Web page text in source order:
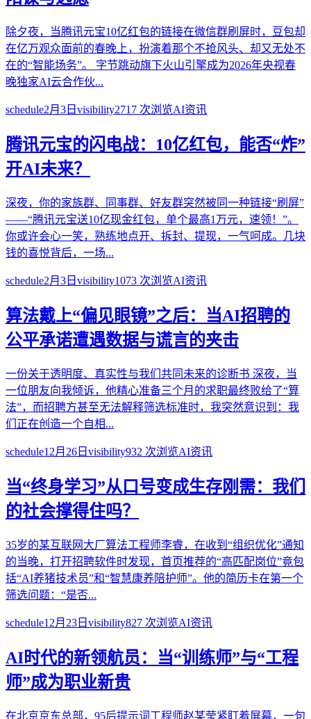
除夕夜，当腾讯元宝10亿红包的链接在微信群刷屏时，豆包却
在亿万观众面前的春晚上，扮演着那个不抢风头、却又无处不
在的“智能场务”。 字节跳动旗下火山引擎成为2026年央视春
晚独家AI云合作伙...
schedule2月3日 visibility2717 次浏览AI资讯
腾讯元宝的闪电战：10亿红包，能否“炸”
开AI未来？
深夜，你的家族群、同事群、好友群突然被同一种链接“刷屏”
——“腾讯元宝送10亿现金红包，单个最高1万元，速领！”。
你或许会心一笑，熟练地点开、拆封、提现，一气呵成。几块
钱的喜悦背后，一场...
schedule2月3日 visibility1073 次浏览AI资讯
算法戴上“偏见眼镜”之后：当AI招聘的
公平承诺遭遇数据与谎言的夹击
一份关于透明度、真实性与我们共同未来的诊断书 深夜，当
一位朋友向我倾诉，他精心准备三个月的求职最终败给了“算
法”，而招聘方甚至无法解释筛选标准时，我突然意识到：我
们正在创造一个自相...
schedule12月26日 visibility932 次浏览AI资讯
当“终身学习”从口号变成生存刚需：我们
的社会撑得住吗？
35岁的某互联网大厂算法工程师李睿，在收到“组织优化”通知
的当晚，打开招聘软件时发现，首页推荐的“高匹配岗位”竟包
括“AI养猪技术员”和“智慧康养陪护师”。他的简历卡在第一个
筛选问题：“是否...
schedule12月23日 visibility827 次浏览AI资讯
AI时代的新领航员：当“训练师”与“工程
师”成为职业新贵
在北京京东总部，95后提示词工程师赵某莹紧盯着屏幕，一句